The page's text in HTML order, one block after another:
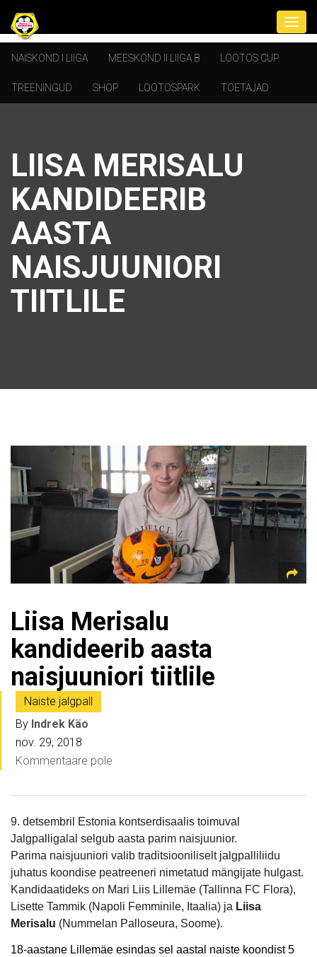
NAISKOND I LIIGA MEESKOND II LIIGA B LOOTOS CUP
TREENINGUD SHOP LOOTOSPARK TOETAJAD
LIISA MERISALU
KANDIDEERIB
AASTA
NAISJUUNIORI
TIITLILE
Liisa Merisalu
kandideerib aasta
naisjuuniori tiitlile
Naiste jalgpall
By Indrek Käo
nov. 29, 2018
Kommentaare pole
9. detsembril Estonia kontserdisaalis toimuval
Jalgpalligalal selgub aasta parim naisjuunior.
Parima naisjuuniori valib traditsiooniliselt jalgpalliliidu
juhatus koondise peatreeneri nimetatud mängijate hulgast.
Kandidaatideks on Mari Liis Lillemäe (Tallinna FC Flora),
Lisette Tammik (Napoli Femminile, Itaalia) ja Liisa
Merisalu (Nummelan Palloseura, Soome).
18-aastane Lillemäe esindas sel aastal naiste koondist 5